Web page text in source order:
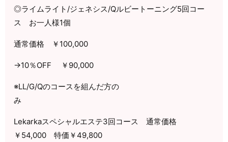
◎ライムライト/ジェネシス/Qルビートーニング5回コー
ス お一人様1個
通常価格 ￥ 100,000
→10％OFF ￥ 90,000
※LL/G/Qのコースを組んだ方の
み
Lekarkaスペシャルエステ3回コース 通常価格
￥ 54,000 特価￥49,800